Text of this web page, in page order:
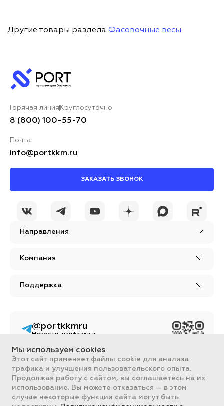
Другие товары раздела Фасовочные весы
Направления
Компания
Поддержка
Горячая линия Круглосуточно
8 (800) 100-55-70
Почта
info@portkkm.ru
ЗАКАЗАТЬ ЗВОНОК
Вся информация, размещенная на сайте, носит ознакомительный
характер и не является публичной офертой, определяемой
положениями Статьи 437 ГК РФ.
Все цены на сайте указаны с НДС. ООО "ПОРТ" ИНН 2461018892,
ОГРН 1022401953496
@portkkmru
Новости, лайфхаки и
контент PORT - бизнес
портал
Мы используем cookies
Этот сайт применяет файлы cookie для анализа
трафика и улучшения пользовательского опыта.
Продолжая работу с сайтом, вы соглашаетесь на их
использование. Вы можете отказаться — в этом
случае некоторые функции сайта могут быть